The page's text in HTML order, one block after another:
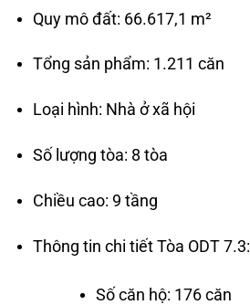
Quy mô đất: 66.617,1 m²
Tổng sản phẩm: 1.211 căn
Loại hình: Nhà ở xã hội
Số lượng tòa: 8 tòa
Chiều cao: 9 tầng
Thông tin chi tiết Tòa ODT 7.3:
Số căn hộ: 176 căn